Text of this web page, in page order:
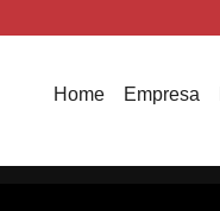
Home Empresa